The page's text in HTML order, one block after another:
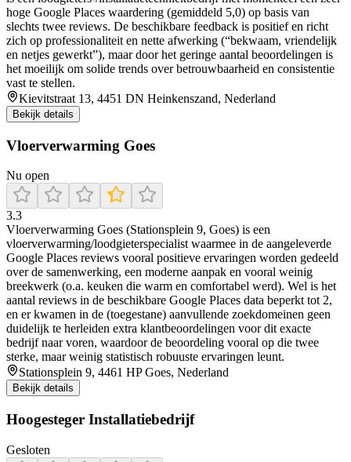
hoge Google Places waardering (gemiddeld 5,0) op basis van
slechts twee reviews. De beschikbare feedback is positief en richt
zich op professionaliteit en nette afwerking (“bekwaam, vriendelijk
en netjes gewerkt”), maar door het geringe aantal beoordelingen is
het moeilijk om solide trends over betrouwbaarheid en consistentie
vast te stellen.
Kievitstraat 13, 4451 DN Heinkenszand, Nederland
Bekijk details
Vloerverwarming Goes
Nu open
3.3
Vloerverwarming Goes (Stationsplein 9, Goes) is een
vloerverwarming/loodgieterspecialist waarmee in de aangeleverde
Google Places reviews vooral positieve ervaringen worden gedeeld
over de samenwerking, een moderne aanpak en vooral weinig
breekwerk (o.a. keuken die warm en comfortabel werd). Wel is het
aantal reviews in de beschikbare Google Places data beperkt tot 2,
en er kwamen in de (toegestane) aanvullende zoekdomeinen geen
duidelijk te herleiden extra klantbeoordelingen voor dit exacte
bedrijf naar voren, waardoor de beoordeling vooral op die twee
sterke, maar weinig statistisch robuuste ervaringen leunt.
Stationsplein 9, 4461 HP Goes, Nederland
Bekijk details
Hoogesteger Installatiebedrijf
Gesloten